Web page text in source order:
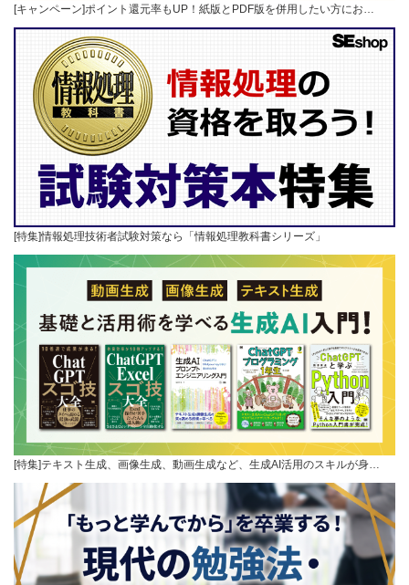
[キャンペーン]ポイント還元率もUP！紙版とPDF版を併用したい方にお…
[特集]情報処理技術者試験対策なら「情報処理教科書シリーズ」
[特集]テキスト生成、画像生成、動画生成など、生成AI活用のスキルが身…